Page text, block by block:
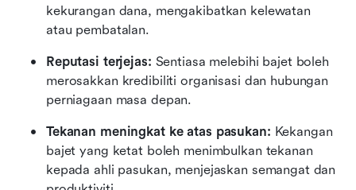
kekurangan dana, mengakibatkan kelewatan
atau pembatalan.
Reputasi terjejas: Sentiasa melebihi bajet boleh
merosakkan kredibiliti organisasi dan hubungan
perniagaan masa depan.
Tekanan meningkat ke atas pasukan: Kekangan
bajet yang ketat boleh menimbulkan tekanan
kepada ahli pasukan, menjejaskan semangat dan